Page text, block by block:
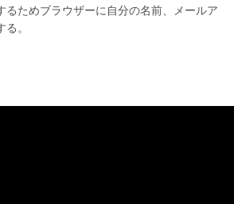
るためブラウザーに自分の名前、メールア
。